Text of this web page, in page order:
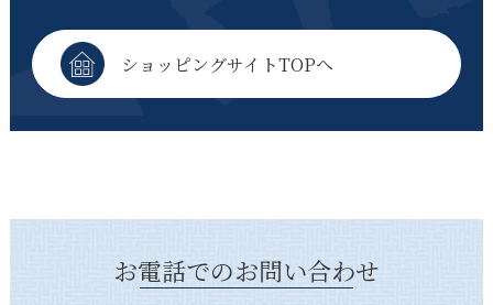
ショッピングサイトTOPへ
お電話でのお問い合わせ